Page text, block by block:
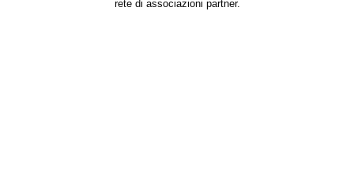
rete di associazioni partner.